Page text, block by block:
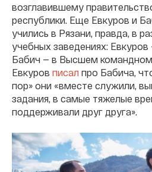
возглавившему
республики. Еще Евкуров и
учились в Рязани, правда, в
учебных заведениях:
Бабич — в Высшем
Евкуров писал про Бабича,
пор» они «вместе служили,
задания, в самые тяжелые
поддерживали друг друга».